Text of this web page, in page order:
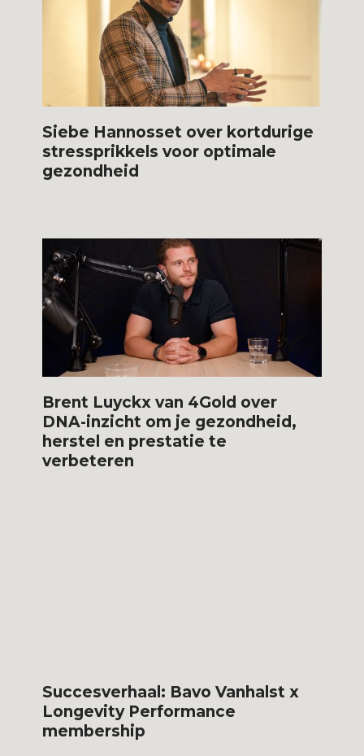
Siebe Hannosset over kortdurige
stressprikkels voor optimale
gezondheid
Brent Luyckx van 4Gold over
DNA-inzicht om je gezondheid,
herstel en prestatie te
verbeteren
Succesverhaal: Bavo Vanhalst x
Longevity Performance
membership